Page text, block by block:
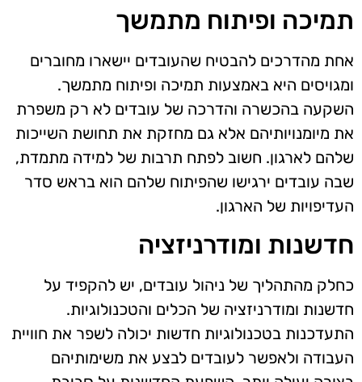
תמיכה ופיתוח מתמשך
אחת מהדרכים להבטיח שהעובדים יישארו מחוברים
ומגויסים היא באמצעות תמיכה ופיתוח מתמשך.
השקעה בהכשרה והדרכה של עובדים לא רק משפרת
את מיומנויותיהם אלא גם מחזקת את תחושת השייכות
שלהם לארגון. חשוב לפתח תרבות של למידה מתמדת,
שבה עובדים ירגישו שהפיתוח שלהם הוא בראש סדר
העדיפויות של הארגון.
חדשנות ומודרניזציה
כחלק מהתהליך של ניהול עובדים, יש להקפיד על
חדשנות ומודרניזציה של הכלים והטכנולוגיות.
התעדכנות בטכנולוגיות חדשות יכולה לשפר את חוויית
העבודה ולאפשר לעובדים לבצע את משימותיהם